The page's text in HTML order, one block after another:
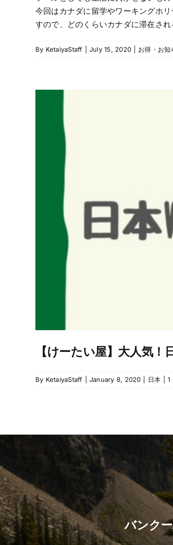
今回はカナダに留学やワーキングホ
すので、どのくらいカナダに滞在さ
By KetaiyaStaff July 15, 2020 お得・お知
【けーたい屋】大人気
By KetaiyaStaff January 8, 2020 日本 1
バンク